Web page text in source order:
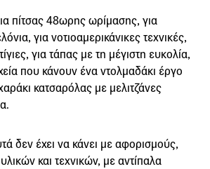
πίτσας 48ωρης ωρίμασης, για
για νοτιοαμερικάνικες τεχνικές,
για τάπας με τη μέγιστη ευκολία,
που κάνουν ένα ντολμαδάκι έργο
κατσαρόλας με μελιτζάνες
δεν έχει να κάνει με αφορισμούς,
και τεχνικών, με αντίπαλα